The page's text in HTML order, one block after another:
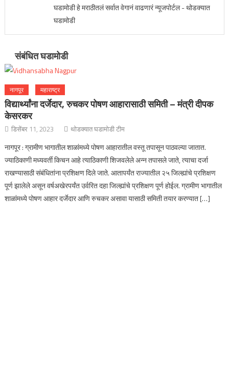
घडामोडी हे मराठीतलं सर्वात वेगानं वाढणारं न्यूजपोर्टल - थोडक्यात
घडामोडी
संबंधित घडामोडी
नागपूर महाराष्ट्र
विद्यार्थ्यांना दर्जेदार, रुचकर पोषण आहारासाठी समिती – मंत्री दीपक
केसरकर
डिसेंबर 11, 2023 थोडक्यात घडामोडी टीम
नागपूर : ग्रामीण भागातील शाळांमध्ये पोषण आहारातील वस्तू तपासून पाठवल्या जातात.
ज्याठिकाणी मध्यवर्ती किचन आहे त्याठिकाणी शिजवलेले अन्न तपासले जाते, त्याचा दर्जा
राखण्यासाठी संबंधितांना प्रशिक्षण दिले जाते. आतापर्यंत राज्यातील २५ जिल्ह्यांचे प्रशिक्षण
पूर्ण झालेले असून वर्षअखेरपर्यंत उर्वरित दहा जिल्ह्यांचे प्रशिक्षण पूर्ण होईल. ग्रामीण भागातील
शाळांमध्ये पोषण आहार दर्जेदार आणि रुचकर असावा यासाठी समिती तयार करण्यात […]